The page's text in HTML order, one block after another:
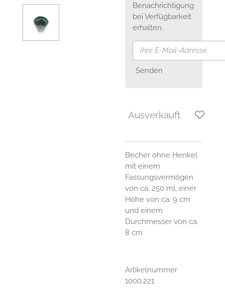
Benachrichtigung
bei Verfügbarkeit
erhalten.
Senden
Ausverkauft
Becher ohne Henkel
mit einem
Fassungsvermögen
von ca. 250 ml, einer
Höhe von ca. 9 cm
und einem
Durchmesser von ca.
8 cm
Artikelnummer
1000.221